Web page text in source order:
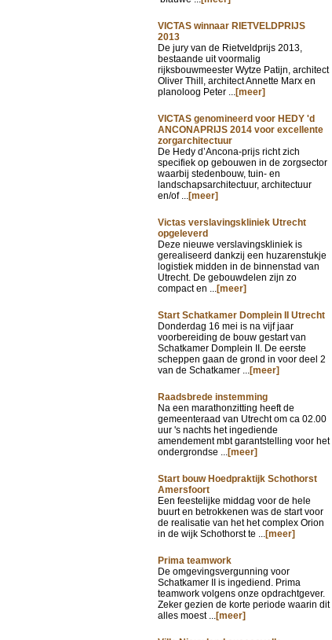
VICTAS winnaar RIETVELDPRIJS
2013
De jury van de Rietveldprijs 2013,
bestaande uit voormalig
rijksbouwmeester Wytze Patijn, architect
Oliver Thill, architect Annette Marx en
planoloog Peter ...[meer]
VICTAS genomineerd voor HEDY 'd
ANCONAPRIJS 2014 voor excellente
zorgarchitectuur
De Hedy d’Ancona-prijs richt zich
specifiek op gebouwen in de zorgsector
waarbij stedenbouw, tuin- en
landschapsarchitectuur, architectuur
en/of ...[meer]
Victas verslavingskliniek Utrecht
opgeleverd
Deze nieuwe verslavingskliniek is
gerealiseerd dankzij een huzarenstukje
logistiek midden in de binnenstad van
Utrecht. De gebouwdelen zijn zo
compact en ...[meer]
Start Schatkamer Domplein II Utrecht
Donderdag 16 mei is na vijf jaar
voorbereiding de bouw gestart van
Schatkamer Domplein II. De eerste
scheppen gaan de grond in voor deel 2
van de Schatkamer ...[meer]
Raadsbrede instemming
Na een marathonzitting heeft de
gemeenteraad van Utrecht om ca 02.00
uur 's nachts het ingediende
amendement mbt garantstelling voor het
ondergrondse ...[meer]
Start bouw Hoedpraktijk Schothorst
Amersfoort
Een feestelijke middag voor de hele
buurt en betrokkenen was de start voor
de realisatie van het het complex Orion
in de wijk Schothorst te ...[meer]
Prima teamwork
De omgevingsvergunning voor
Schatkamer II is ingediend. Prima
teamwork volgens onze opdrachtgever.
Zeker gezien de korte periode waarin dit
alles moest ...[meer]